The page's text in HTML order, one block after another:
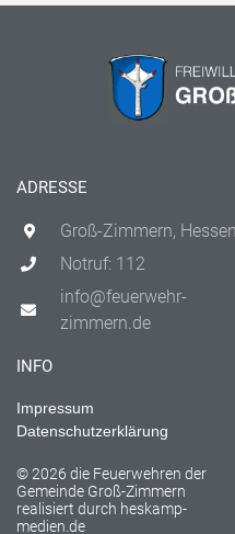
ADRESSE
Groß-Zimmern, Hessen
Notruf: 112
info@feuerwehr-
zimmern.de
INFO
Impressum
Datenschutzerklärung
© 2026 die Feuerwehren der
Gemeinde Groß-Zimmern
realisiert durch heskamp-
medien.de